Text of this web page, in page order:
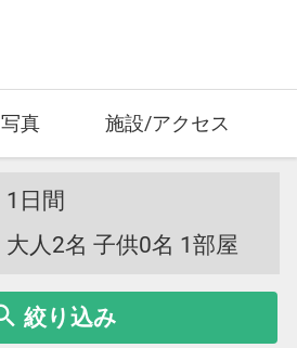
写真 施設/アクセス
1日間
大人2名 子供0名 1部屋
絞り込み